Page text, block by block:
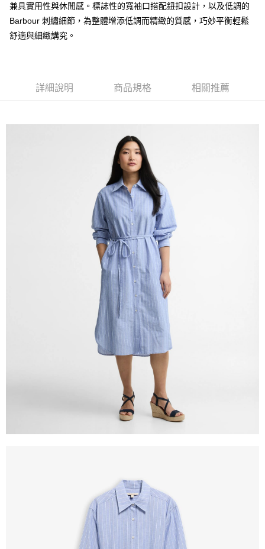
１．簡單：不需註冊會員、不需綁卡、不需儲值。
２．便利：只要手機號碼，簡訊認證，即可結帳。
３．安心：先確認商品／服務後，再付款。
３．收到繳費通知簡訊後14天內，點擊此簡訊中的連結，可透過四大超商／
※ 交易是否成功請以「AFTEE先享後付 」之結帳頁面顯示為準，若有關於
是否繳費成功／繳費後需取消欲退款等相關疑問，請聯繫「AFTEE先享後付
https://netprotections.freshdesk.com/support/home
１．透過由恩沛科技股份有限公司提供之「AFTEE先享後付」服務完成之交
易，需依本服務之必要範圍內提供個人資料，並將交易相關給付款項請求債
權轉讓予恩沛科技股份有限公司。
２．關於個人資料處理事宜，請瀏覽以下網址：
https://aftee.tw/terms/#terms3
３．未成年的使用者請事先徵得法定代理人或監護人之同意方可使用
「AFTEE先享後付」，若未經同意申辦者引起之損失，本公司不負相關責
４．使用「AFTEE先享後付」時，將依據個別帳號之用戶狀況，依本公司即
時審查核予不同之上限額度；若仍有額度不足之情形，本公司將視審查結果
５．嚴禁一人註冊多個帳號或使用他人資訊註冊。若發現惡意使用之情形，
恩沛科技股份有限公司將有權停止該用戶之使用額度並採取法律行動。
運送方式
黑貓宅急便配送到府
兼具實用性與休閒感。標誌性的寬袖口搭配鈕扣設計，以及低調的
Barbour 刺繡細節，為整體增添低調而精緻的質感，巧妙平衡輕鬆
舒適與細緻講究。
詳細說明 商品規格 相關推薦